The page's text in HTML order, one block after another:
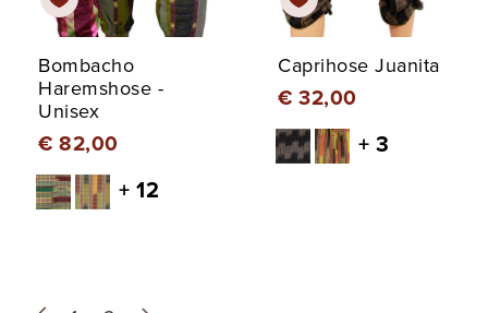
Bombacho
Haremshose -
Unisex
€ 82,00
+ 12
Caprihose Juanita
€ 32,00
+ 3